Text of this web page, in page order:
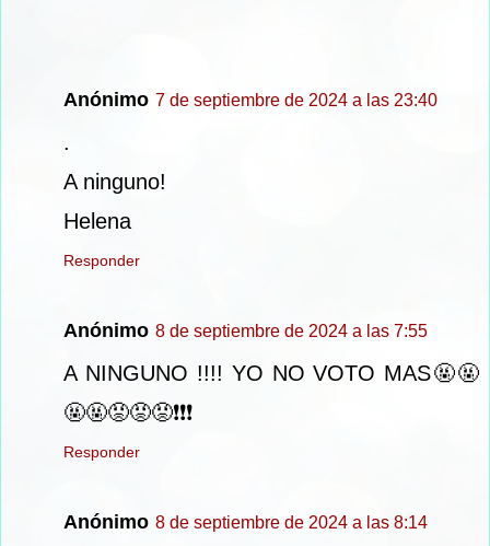
Anónimo 7 de septiembre de 2024 a las 23:40
.
A ninguno!
Helena
Responder
Anónimo 8 de septiembre de 2024 a las 7:55
A NINGUNO !!!! YO NO VOTO MAS🤬🤬
🤬🤬😡😡😡❗❗❗
Responder
Anónimo 8 de septiembre de 2024 a las 8:14